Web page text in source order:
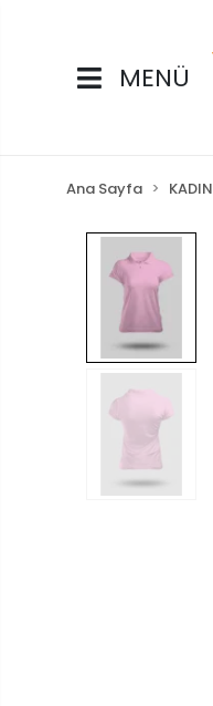
MENÜ
Ana Sayfa KADIN